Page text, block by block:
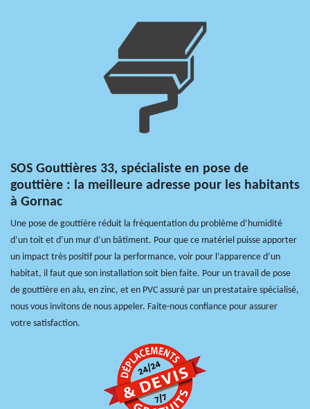
SOS Gouttières 33, spécialiste en pose de
gouttière : la meilleure adresse pour les habitants
à Gornac
Une pose de gouttière réduit la fréquentation du problème d’humidité
d’un toit et d’un mur d’un bâtiment. Pour que ce matériel puisse apporter
un impact très positif pour la performance, voir pour l’apparence d’un
habitat, il faut que son installation soit bien faite. Pour un travail de pose
de gouttière en alu, en zinc, et en PVC assuré par un prestataire spécialisé,
nous vous invitons de nous appeler. Faite-nous confiance pour assurer
votre satisfaction.